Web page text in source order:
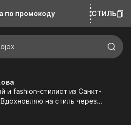
по промокоду СТИЛЬ
и fashion-стилист из Санкт-
на стиль через